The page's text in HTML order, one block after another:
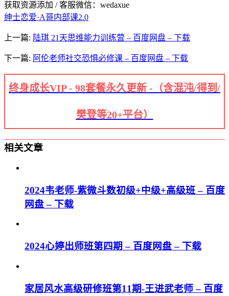
获取资源添加 / 客服微信：wedaxue
绅士恋爱·A哥内部课2.0
上一篇: 陆琪 21天思维能力训练营 – 百度网盘 – 下载
下一篇: 阿伦老师社交恐惧必修课 – 百度网盘 – 下载
终身成长VIP - 98套餐永久更新 -（含混沌/得到/
樊登等20+平台）
相关文章
2024韦老师-紫微斗数初级+中级+高级班 – 百度
网盘 – 下载
2024心婷出师班第四期 – 百度网盘 – 下载
家居风水高级研修班第11期-王进武老师 – 百度